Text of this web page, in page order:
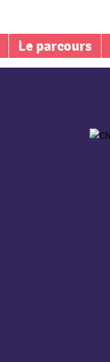
Le parcours